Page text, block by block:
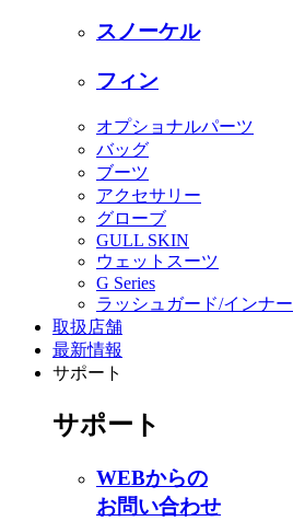
スノーケル
フィン
オプショナルパーツ
バッグ
ブーツ
アクセサリー
グローブ
GULL SKIN
ウェットスーツ
G Series
ラッシュガード/インナー
取扱店舗
最新情報
サポート
サポート
WEBからの
お問い合わせ